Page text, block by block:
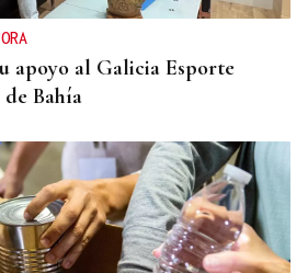
apoyo al Galicia Esporte
Bahía